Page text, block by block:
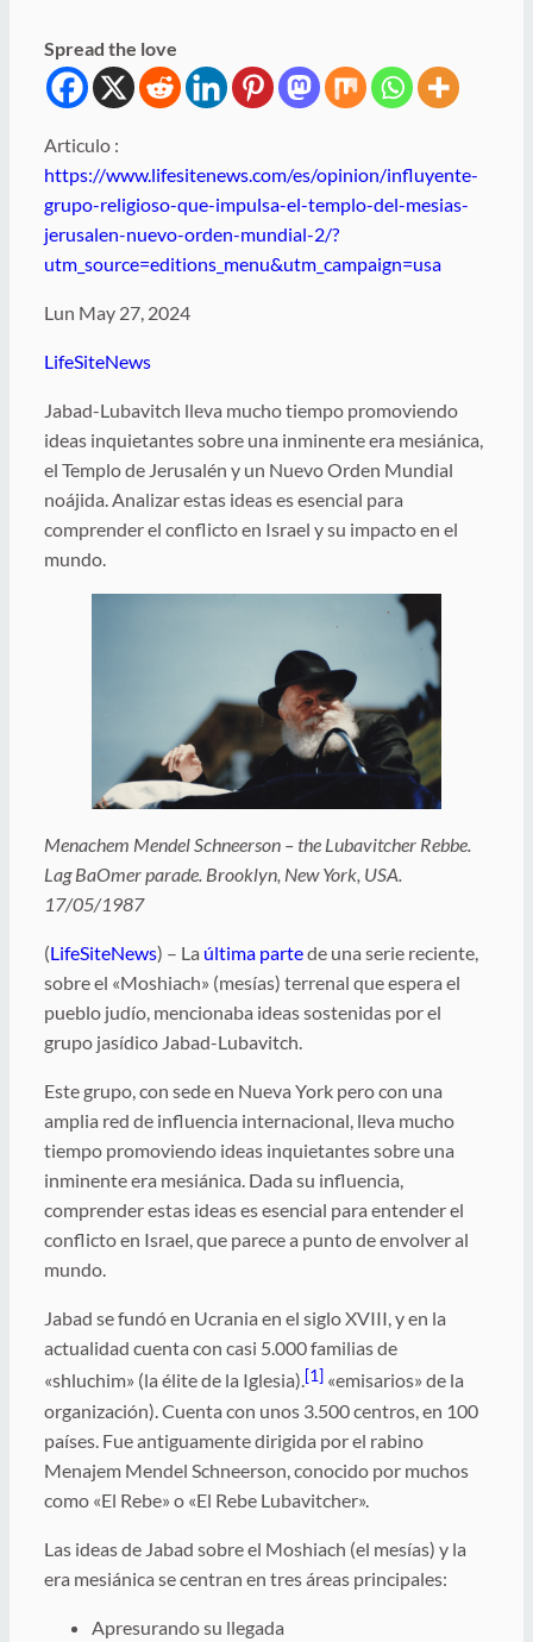
Spread the love
Articulo :
https://www.lifesitenews.com/es/opinion/influyente-
grupo-religioso-que-impulsa-el-templo-del-mesias-
jerusalen-nuevo-orden-mundial-2/?
utm_source=editions_menu&utm_campaign=usa
Lun May 27, 2024
LifeSiteNews
Jabad-Lubavitch lleva mucho tiempo promoviendo
ideas inquietantes sobre una inminente era mesiánica,
el Templo de Jerusalén y un Nuevo Orden Mundial
noájida. Analizar estas ideas es esencial para
comprender el conflicto en Israel y su impacto en el
mundo.
Menachem Mendel Schneerson – the Lubavitcher Rebbe.
Lag BaOmer parade. Brooklyn, New York, USA.
17/05/1987
(LifeSiteNews) – La última partede una serie reciente,
sobre el «Moshiach» (mesías) terrenal que espera el
pueblo judío, mencionaba ideas sostenidas por el
grupo jasídico Jabad-Lubavitch.
Este grupo, con sede en Nueva York pero con una
amplia red de influencia internacional, lleva mucho
tiempo promoviendo ideas inquietantes sobre una
inminente era mesiánica. Dada su influencia,
comprender estas ideas es esencial para entender el
conflicto en Israel, que parece a punto de envolver al
mundo.
Jabad se fundó en Ucrania en el siglo XVIII, y en la
actualidad cuenta con casi 5.000 familias de
«shluchim» (la élite de la Iglesia).[1]«emisarios» de la
organización). Cuenta con unos 3.500 centros, en 100
países. Fue antiguamente dirigida por el rabino
Menajem Mendel Schneerson, conocido por muchos
como «El Rebe» o «El Rebe Lubavitcher».
Las ideas de Jabad sobre el Moshiach (el mesías) y la
era mesiánica se centran en tres áreas principales:
Apresurando su llegada